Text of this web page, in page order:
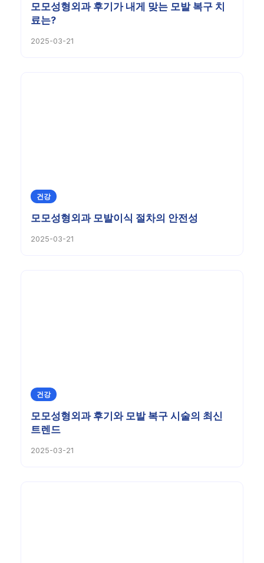
모모성형외과 후기가 내게 맞는 모발 복구 치
료는?
2025-03-21
건강
모모성형외과 모발이식 절차의 안전성
2025-03-21
건강
모모성형외과 후기와 모발 복구 시술의 최신
트렌드
2025-03-21